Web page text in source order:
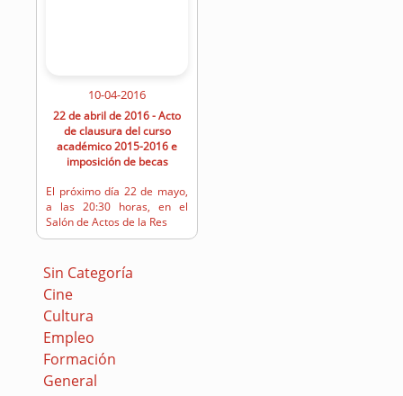
10-04-2016
22 de abril de 2016 - Acto
de clausura del curso
académico 2015-2016 e
imposición de becas
El próximo día 22 de mayo,
a las 20:30 horas, en el
Salón de Actos de la Res
Sin Categoría
Cine
Cultura
Empleo
Formación
General